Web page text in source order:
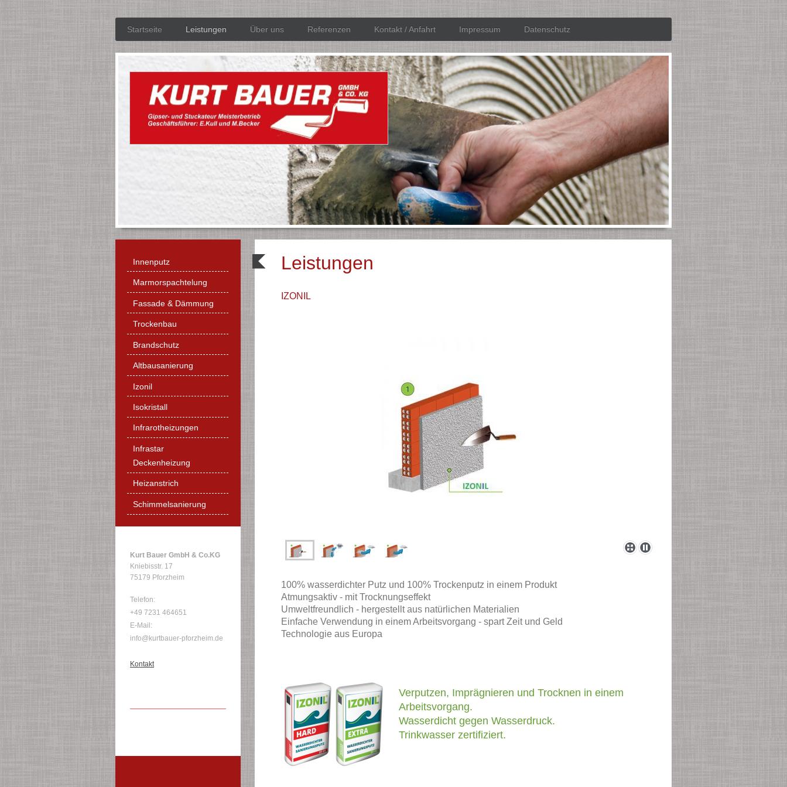
Startseite Leistungen Über uns Referenzen Kontakt / Anfahrt Impressum Datenschutz
Leistungen
IZONIL
100% wasserdichter Putz und 100% Trockenputz in einem Produkt
Atmungsaktiv - mit Trocknungseffekt
Umweltfreundlich - hergestellt aus natürlichen Materialien
Einfache Verwendung in einem Arbeitsvorgang - spart Zeit und Geld
Technologie aus Europa
Verputzen, Imprägnieren und Trocknen in einem
Arbeitsvorgang.
Wasserdicht gegen Wasserdruck.
Trinkwasser zertifiziert.
Innenputz
Marmorspachtelung
Fassade & Dämmung
Trockenbau
Brandschutz
Altbausanierung
Izonil
Isokristall
Infrarotheizungen
Infrastar
Deckenheizung
Heizanstrich
Schimmelsanierung
Kurt Bauer GmbH & Co.KG
Kniebisstr. 17
75179 Pforzheim
Telefon:
+49 7231 464651
E-Mail:
info@kurtbauer-pforzheim.de
Kontakt